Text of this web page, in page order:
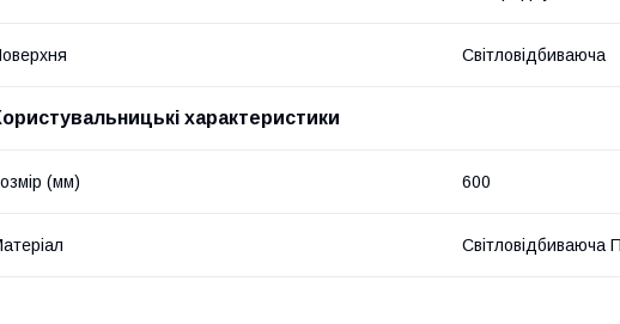
Світловідбиваюча
характеристики
(мм) 600
Світловідбиваюча